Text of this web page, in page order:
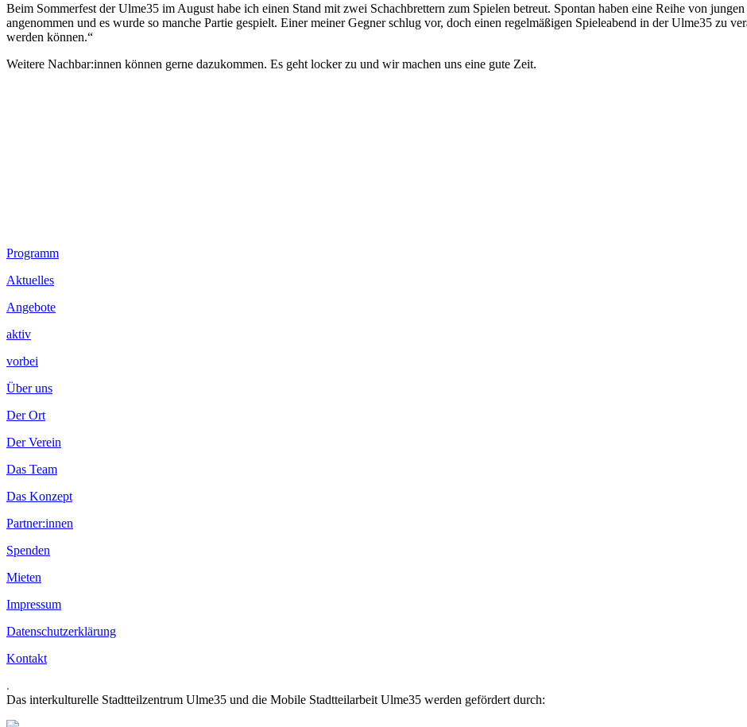
Beim Sommerfest der Ulme35 im August habe ich einen Stand mit zwei Schachbrettern zum Spielen betreut. Spontan haben eine Reihe von
angenommen und es wurde so manche Partie gespielt. Einer meiner Gegner schlug vor, doch einen regelmäßigen Spieleabend in der Ulme35 zu
werden können.“
Weitere Nachbar:innen können gerne dazukommen. Es geht locker zu und wir machen uns eine gute Zeit.
Footer
Inhalt
Programm
Aktuelles
Angebote
aktiv
vorbei
Über uns
Der Ort
Der Verein
Das Team
Das Konzept
Partner:innen
Spenden
Mieten
Impressum
Datenschutzerklärung
Kontakt
.
Das interkulturelle Stadtteilzentrum Ulme35 und die Mobile Stadtteilarbeit Ulme35 werden gefördert durch: